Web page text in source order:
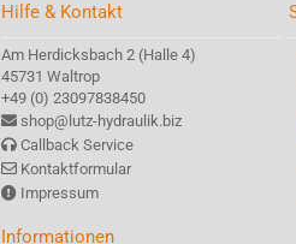
Hilfe & Kontakt
Am Herdicksbach 2 (Halle 4)
45731 Waltrop
+49 (0) 23097838450
shop@lutz-hydraulik.biz
Callback Service
Kontaktformular
Impressum
Informationen